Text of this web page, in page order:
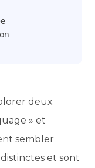
deux
» et
sembler
et sont